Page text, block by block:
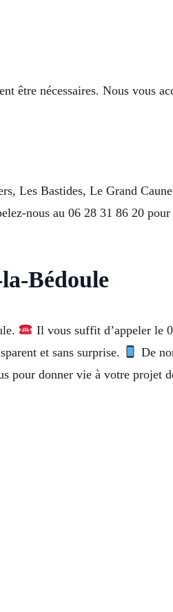
être nécessaires. Nous vous
Les Bastides, Le Grand
nous au 06 28 31 86 20
Bédoule
Il vous suffit d’appeler le
et sans surprise.
De
pour donner vie à votre projet